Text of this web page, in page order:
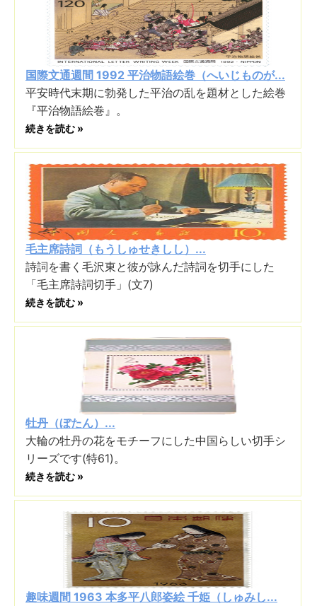
国際文通週間 1992 平治物語絵巻（へいじものが...
平安時代末期に勃発した平治の乱を題材とした絵巻
『平治物語絵巻』。
続きを読む »
毛主席詩詞（もうしゅせきしし）...
詩詞を書く毛沢東と彼が詠んだ詩詞を切手にした
「毛主席詩詞切手」(文7)
続きを読む »
牡丹（ぼたん）...
大輪の牡丹の花をモチーフにした中国らしい切手シ
リーズです(特61)。
続きを読む »
趣味週間 1963 本多平八郎姿絵 千姫（しゅみし...